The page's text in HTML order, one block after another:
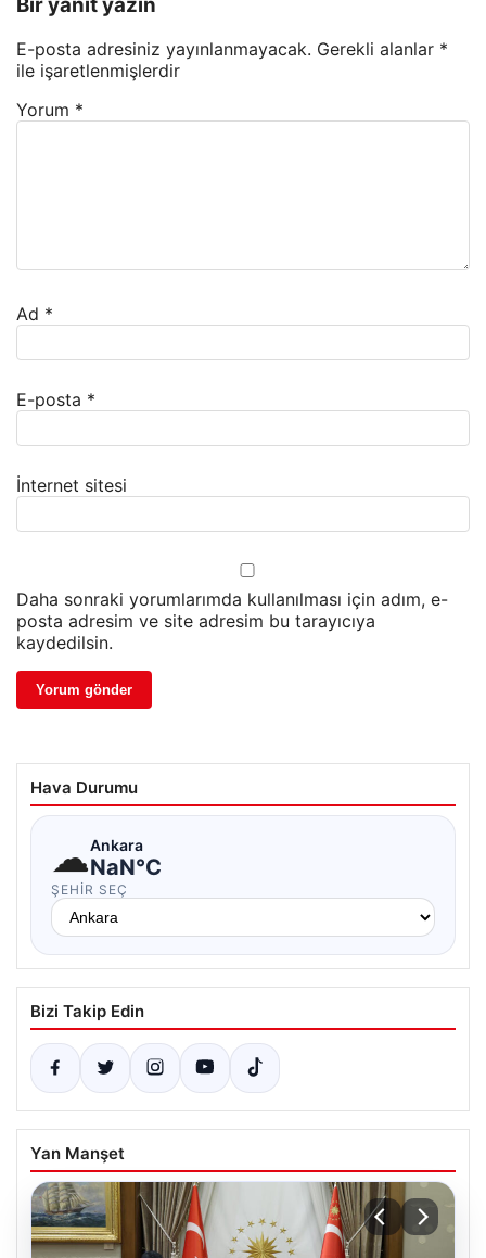
Bir yanıt yazın
E-posta adresiniz yayınlanmayacak. Gerekli alanlar *
ile işaretlenmişlerdir
Yorum *
Ad *
E-posta *
İnternet sitesi
Daha sonraki yorumlarımda kullanılması için adım, e-
posta adresim ve site adresim bu tarayıcıya
kaydedilsin.
Hava Durumu
☁Ankara
NaN°C
ŞEHIR SEÇ
Bizi Takip Edin
Yan Manşet